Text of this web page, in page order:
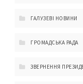
ГАЛУЗЕВІ НОВИНИ
ГРОМАДСЬКА РАДА
ЗВЕРНЕННЯ